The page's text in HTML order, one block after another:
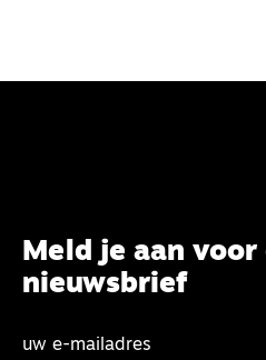
Meld je aan
nieuwsbrief
uw e-mailadres